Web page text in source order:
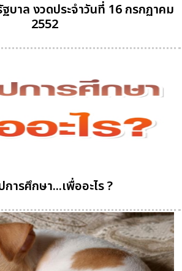
บาล งวดประจำวันที่ 16 กรกฏาคม
2552
ารศึกษา...เพื่ออะไร ?